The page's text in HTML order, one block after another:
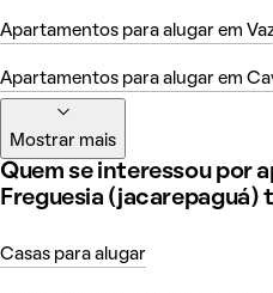
Apartamentos para alugar em
Apartamentos para alugar em
Mostrar mais
Quem se interessou por
Freguesia (jacarepaguá)
Casas para alugar